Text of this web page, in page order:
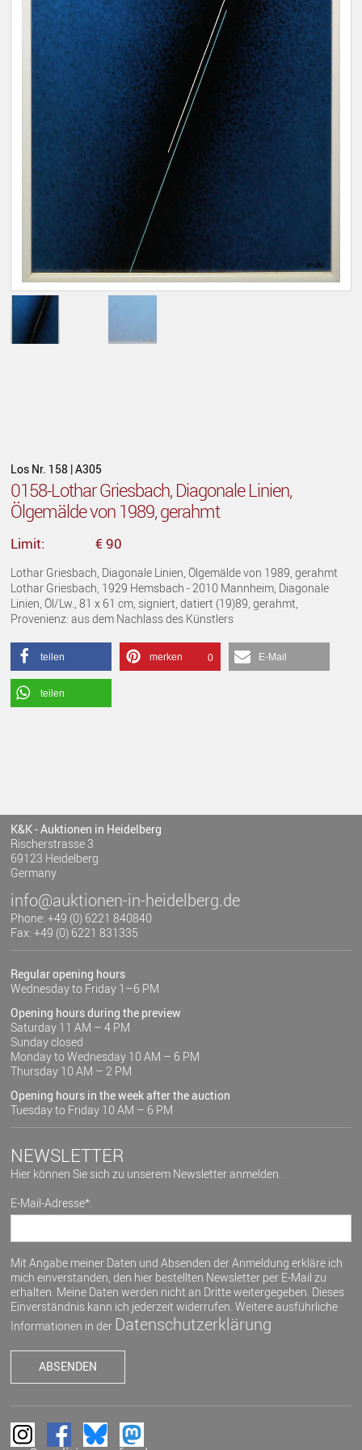
Los Nr. 158 | A305
0158-Lothar Griesbach, Diagonale Linien,
Ölgemälde von 1989, gerahmt
Limit: € 90
Lothar Griesbach, Diagonale Linien, Ölgemälde von 1989, gerahmt
Lothar Griesbach, 1929 Hemsbach - 2010 Mannheim, Diagonale
Linien, Öl/Lw., 81 x 61 cm, signiert, datiert (19)89, gerahmt,
Provenienz: aus dem Nachlass des Künstlers
teilen merken 0 E-Mail
teilen
K&K - Auktionen in Heidelberg
Rischerstrasse 3
69123 Heidelberg
Germany
info@auktionen-in-heidelberg.de
Phone: +49 (0) 6221 840840
Fax: +49 (0) 6221 831335
Regular opening hours
Wednesday to Friday 1–6 PM
Opening hours during the preview
Saturday 11 AM – 4 PM
Sunday closed
Monday to Wednesday 10 AM – 6 PM
Thursday 10 AM – 2 PM
Opening hours in the week after the auction
Tuesday to Friday 10 AM – 6 PM
NEWSLETTER
Hier können Sie sich zu unserem Newsletter anmelden.
E-Mail-Adresse*:
Mit Angabe meiner Daten und Absenden der Anmeldung erkläre ich
mich einverstanden, den hier bestellten Newsletter per E-Mail zu
erhalten. Meine Daten werden nicht an Dritte weitergegeben. Dieses
Einverständnis kann ich jederzeit widerrufen. Weitere ausführliche
Informationen in der Datenschutzerklärung